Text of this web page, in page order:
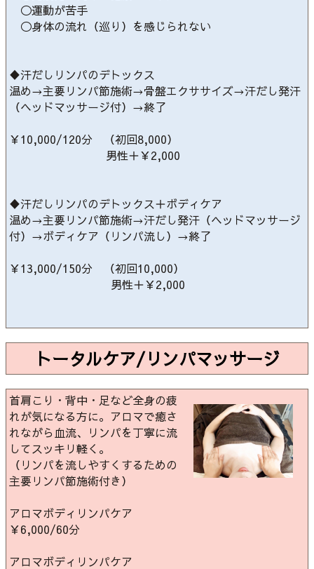
◯運動が苦手
◯身体の流れ（巡り）を感じられない
♦︎汗だしリンパのデトックス
温め→主要リンパ節施術→骨盤エクササイズ→汗だし発汗
（ヘッドマッサージ付）→終了
￥10,000/120分 （初回8,000）
男性＋￥2,000
♦︎汗だしリンパのデトックス＋ボディケア
温め→主要リンパ節施術→汗だし発汗（ヘッドマッサージ
付）→ボディケア（リンパ流し）→終了
￥13,000/150分 （初回10,000）
男性＋￥2,000
トータルケア/リンパマッサージ
首肩こり・背中・足など全身の疲
れが気になる方に。アロマで癒さ
れながら血流、リンパを丁寧に流
してスッキリ軽く。
（リンパを流しやすくするための
主要リンパ節施術付き）
アロマボディリンパケア
￥6,000/60分
アロマボディリンパケア